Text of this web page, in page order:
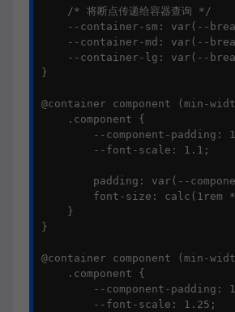
    /* 将断点传递给容器查询 */
--container-sm: var(--
--container-md: var(--
--container-lg: var(--
}
@container component (min-
    .component {
--component-padding:
        --font-scale: 1.1;
padding: var(--
font-size: calc(1rem
    }
}
@container component (min-
    .component {
--component-padding:
        --font-scale: 1.25;